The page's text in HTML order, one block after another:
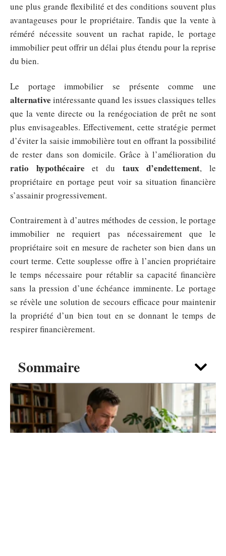
Sommaire
une plus grande flexibilité et des conditions souvent plus
avantageuses pour le propriétaire. Tandis que la vente à
réméré nécessite souvent un rachat rapide, le portage
immobilier peut offrir un délai plus étendu pour la reprise
du bien.
Le portage immobilier se présente comme une
alternative intéressante quand les issues classiques telles
que la vente directe ou la renégociation de prêt ne sont
plus envisageables. Effectivement, cette stratégie permet
d’éviter la saisie immobilière tout en offrant la possibilité
de rester dans son domicile. Grâce à l’amélioration du
ratio hypothécaire et du taux d’endettement, le
propriétaire en portage peut voir sa situation financière
s’assainir progressivement.
Contrairement à d’autres méthodes de cession, le portage
immobilier ne requiert pas nécessairement que le
propriétaire soit en mesure de racheter son bien dans un
court terme. Cette souplesse offre à l’ancien propriétaire
le temps nécessaire pour rétablir sa capacité financière
sans la pression d’une échéance imminente. Le portage
se révèle une solution de secours efficace pour maintenir
la propriété d’un bien tout en se donnant le temps de
respirer financièrement.